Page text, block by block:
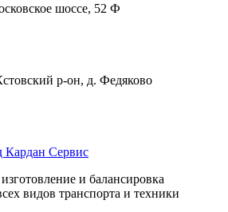
шоссе, 52 Ф
р-он, д. Федяково
и балансировка
видов транспорта и техники